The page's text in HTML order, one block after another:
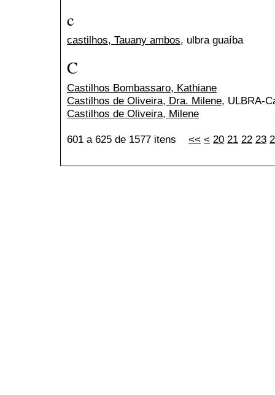
c
castilhos, Tauany ambos, ulbra guaíba
C
Castilhos Bombassaro, Kathiane
Castilhos de Oliveira, Dra. Milene, ULBRA-
Castilhos de Oliveira, Milene
601 a 625 de 1577 itens << < 20 21 22 23